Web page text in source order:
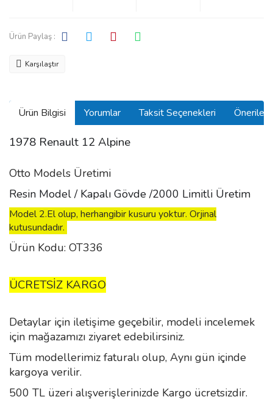
Ürün Paylaş :
Karşılaştır
Ürün Bilgisi Yorumlar Taksit Seçenekleri
1978 Renault 12 Alpine
Otto Models Üretimi
Resin Model / Kapalı Gövde /2000 Limitli Üretim
Model 2.El olup, herhangibir kusuru yoktur. Orjinal
kutusundadır.
Ürün Kodu: OT336
ÜCRETSİZ KARGO
Detaylar için iletişime geçebilir, modeli incelemek
için mağazamızı ziyaret edebilirsiniz.
Tüm modellerimiz faturalı olup, Aynı gün içinde
kargoya verilir.
500 TL üzeri alışverişlerinizde Kargo ücretsizdir.